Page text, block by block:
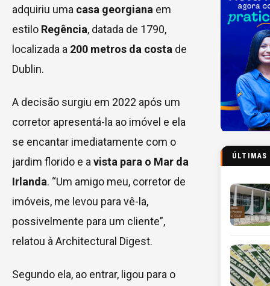
adquiriu uma casa georgiana em
estilo Regência, datada de 1790,
localizada a 200 metros da costa de
Dublin.
A decisão surgiu em 2022 após um
corretor apresentá-la ao imóvel e ela
se encantar imediatamente com o
jardim florido e a vista para o Mar da
Irlanda. “Um amigo meu, corretor de
imóveis, me levou para vê-la,
possivelmente para um cliente”,
relatou à Architectural Digest.
Segundo ela, ao entrar, ligou para o